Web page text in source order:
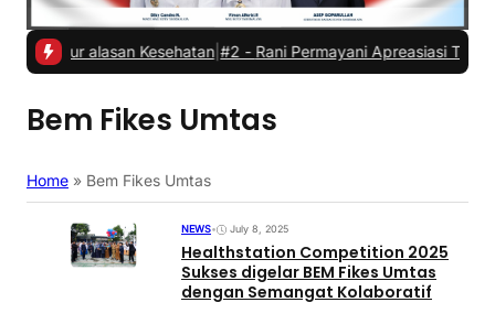
alasan Kesehatan|#2 -Rani Permayani Apreasiasi Teater
Bem Fikes Umtas
Home » Bem Fikes Umtas
NEWS• July 8, 2025
Healthstation Competition 2025
Sukses digelar BEM Fikes Umtas
dengan Semangat Kolaboratif